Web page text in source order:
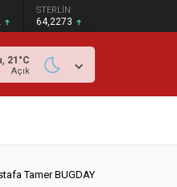
STERLİN
64,2273
21 °C
Açık
Tamer BUGDAY